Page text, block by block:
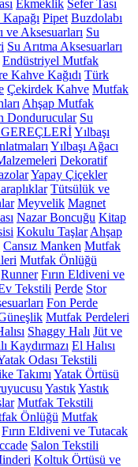
Ekmeklik Sefer Tası
Pipet Buzdolabı
ve Aksesuarları Su
Su Arıtma Aksesuarları
Endüstriyel Mutfak
Kahve Kağıdı Türk
Çekirdek Kahve Mutfak
Ahşap Mutfak
Dondurucular Su
Yılbaşı
Yılbaşı Ağacı
Dekoratif
Yapay Çiçekler
Tütsülük ve
Meyvelik Magnet
Nazar Boncuğu Kitap
Kokulu Taşlar Ahşap
Cansız Manken Mutfak
Mutfak Önlüğü
Runner Fırın Eldiveni ve
Tekstili Perde Stor
Fon Perde
Mutfak Perdeleri
Shaggy Halı Jüt ve
Kaydırmazı El Halısı
Odası Tekstili
Takımı Yatak Örtüsü
YastıkYastık
Mutfak Tekstili
Önlüğü Mutfak
Fırın Eldiveni ve Tutacak
Salon Tekstili
Koltuk Örtüsü ve